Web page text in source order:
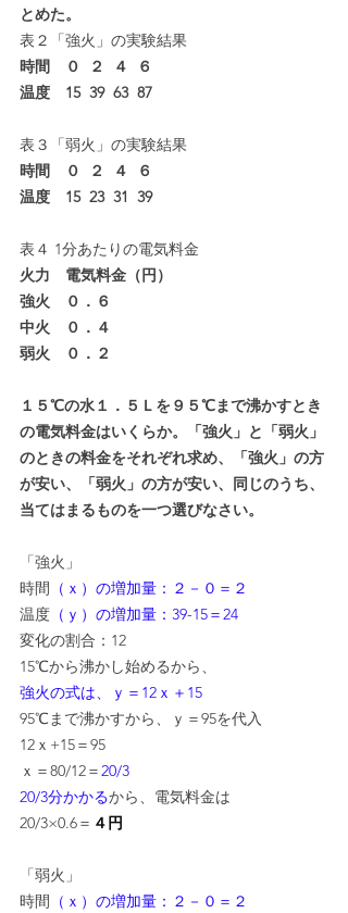
とめた。
表２「強火」の実験結果
時間　０  ２  ４  ６
温度　15  39  63  87
表３「弱火」の実験結果
時間　０  ２  ４  ６
温度　15  23  31  39
表４ 1分あたりの電気料金
火力　電気料金（円）
強火　０．６
中火　０．４
弱火　０．２
１５℃の水１．５Ｌを９５℃まで沸かすとき
の電気料金はいくらか。「強火」と「弱火」
のときの料金をそれぞれ求め、「強火」の方
が安い、「弱火」の方が安い、同じのうち、
当てはまるものを一つ選びなさい。
「強火」
時間
（ｘ）の増加量：２－０＝２
温度 （ｙ）の増加量：39-15＝24
変化の割合：12
15℃から沸かし始めるから、
強火の式は、ｙ＝12ｘ＋15
95℃まで沸かすから、ｙ＝95を代入
12ｘ+15＝95
ｘ＝80/12＝20/3
20/3分かかるから、電気料金は
20/3×0.6＝ ４円
「弱火」
時間
（ｘ）の増加量：２－０＝２